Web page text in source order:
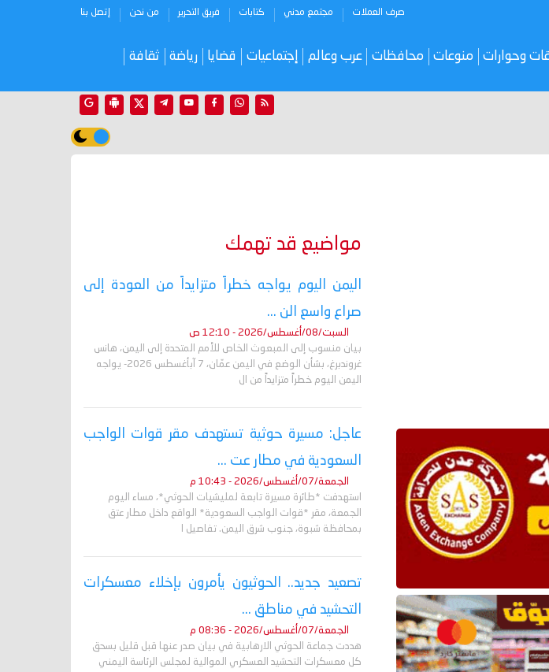
صرف العملات مجتمع مدني كتابات فريق التحرير من نحن إتصل بنا
وحوارات منوعات محافظات عرب وعالم إجتماعيات قضايا رياضة ثقافة
مواضيع قد تهمك
اليمن اليوم يواجه خطراً متزايداً من العودة إلى
صراع واسع الن ...
السبت/08/أغسطس/2026 - 12:10 ص
بيان منسوب إلى المبعوث الخاص للأمم المتحدة إلى اليمن، هانس
غروندبرغ، بشأن الوضع في اليمن عمّان، 7 آبأغسطس 2026- يواجه
اليمن اليوم خطراً متزايداً من ال
عاجل: مسيرة حوثية تستهدف مقر قوات الواجب
السعودية في مطار عت ...
الجمعة/07/أغسطس/2026 - 10:43 م
استهدفت *طائرة مسيرة تابعة لمليشيات الحوثي*، مساء اليوم
الجمعة، مقر *قوات الواجب السعودية* الواقع داخل مطار عتق
بمحافظة شبوة، جنوب شرق اليمن. تفاصيل ا
تصعيد جديد.. الحوثيون يأمرون بإخلاء معسكرات
التحشيد في مناطق ...
الجمعة/07/أغسطس/2026 - 08:36 م
هددت جماعة الحوثي الارهابية في بيان صدر عنها قبل قليل بسحق
كل معسكرات التحشيد العسكري الموالية لمجلس الرئاسة اليمني